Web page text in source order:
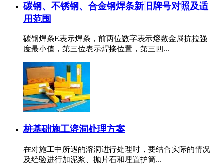
碳钢、不锈钢、合金钢焊条新旧牌号对照及适
用范围
碳钢焊条E表示焊条，前两位数字表示熔敷金属抗拉强
度最小值，第三位表示焊接位置，第三四...
桩基础施工溶洞处理方案
在对施工中所遇的溶洞进行处理时，要结合实际的情况
及经验进行加泥浆、抛片石和埋置护筒...